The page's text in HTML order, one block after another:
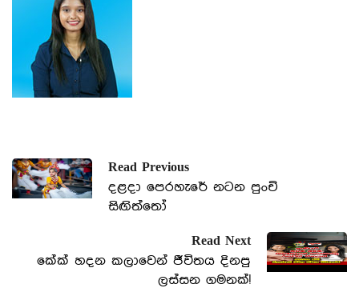
Read Previous
දළදා පෙරහැරේ නටන පුංචි
සිඟිත්තෝ
Read Next
කේක් හදන කලාවෙන් ජීවිතය දිනපු
ලස්සන ගමනක්!